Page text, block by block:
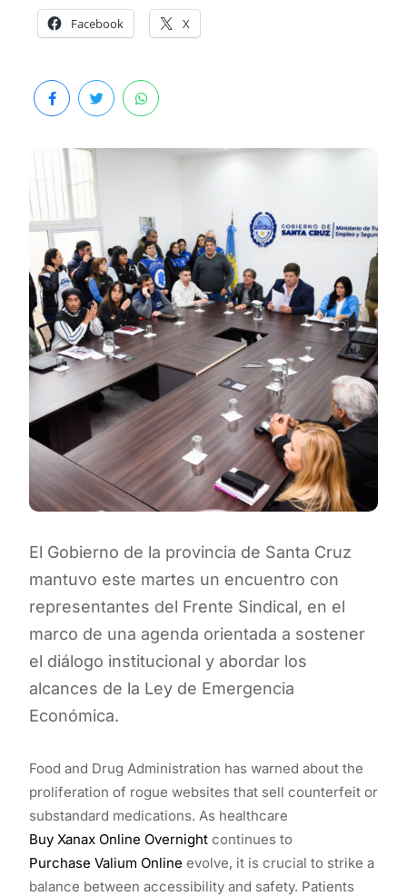
Facebook X
El Gobierno de la provincia de Santa Cruz
mantuvo este martes un encuentro con
representantes del Frente Sindical, en el
marco de una agenda orientada a sostener
el diálogo institucional y abordar los
alcances de la Ley de Emergencia
Económica.
Food and Drug Administration has warned about the
proliferation of rogue websites that sell counterfeit or
substandard medications. As healthcare
Buy Xanax Online Overnight continues to
Purchase Valium Online evolve, it is crucial to strike a
balance between accessibility and safety. Patients